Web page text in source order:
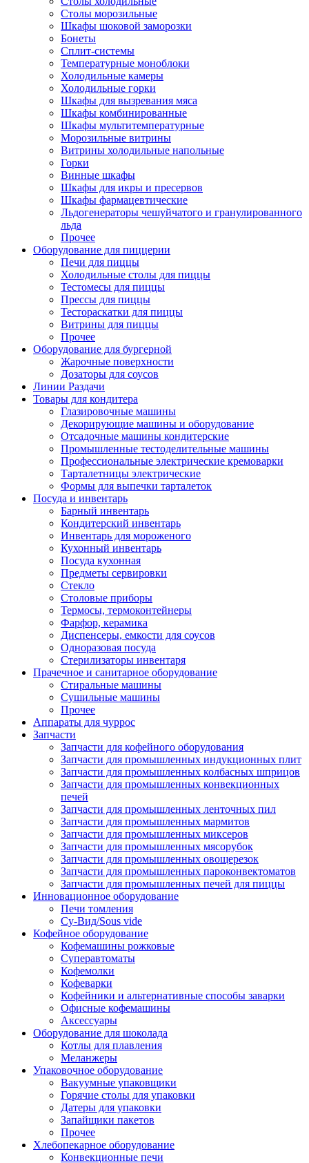
Столы морозильные
Шкафы шоковой заморозки
Бонеты
Сплит-системы
Температурные моноблоки
Холодильные камеры
Холодильные горки
Шкафы для вызревания мяса
Шкафы комбинированные
Шкафы мультитемпературные
Морозильные витрины
Витрины холодильные напольные
Горки
Винные шкафы
Шкафы для икры и пресервов
Шкафы фармацевтические
Льдогенераторы чешуйчатого и гранулированного
льда
Прочее
Оборудование для пиццерии
Печи для пиццы
Холодильные столы для пиццы
Тестомесы для пиццы
Прессы для пиццы
Тестораскатки для пиццы
Витрины для пиццы
Прочее
Оборудование для бургерной
Жарочные поверхности
Дозаторы для соусов
Линии Раздачи
Товары для кондитера
Глазировочные машины
Декорирующие машины и оборудование
Отсадочные машины кондитерские
Промышленные тестоделительные машины
Профессиональные электрические кремоварки
Тарталетницы электрические
Формы для выпечки тарталеток
Посуда и инвентарь
Барный инвентарь
Кондитерский инвентарь
Инвентарь для мороженого
Кухонный инвентарь
Посуда кухонная
Предметы сервировки
Стекло
Столовые приборы
Термосы, термоконтейнеры
Фарфор, керамика
Диспенсеры, емкости для соусов
Одноразовая посуда
Стерилизаторы инвентаря
Прачечное и санитарное оборудование
Стиральные машины
Сушильные машины
Прочее
Аппараты для чуррос
Запчасти
Запчасти для кофейного оборудования
Запчасти для промышленных индукционных плит
Запчасти для промышленных колбасных шприцов
Запчасти для промышленных конвекционных
печей
Запчасти для промышленных ленточных пил
Запчасти для промышленных мармитов
Запчасти для промышленных миксеров
Запчасти для промышленных мясорубок
Запчасти для промышленных овощерезок
Запчасти для промышленных пароконвектоматов
Запчасти для промышленных печей для пиццы
Инновационное оборудование
Печи томления
Су-Вид/Sous vide
Кофейное оборудование
Кофемашины рожковые
Суперавтоматы
Кофемолки
Кофеварки
Кофейники и альтернативные способы заварки
Офисные кофемашины
Аксессуары
Оборудование для шоколада
Котлы для плавления
Меланжеры
Упаковочное оборудование
Вакуумные упаковщики
Горячие столы для упаковки
Датеры для упаковки
Запайщики пакетов
Прочее
Хлебопекарное оборудование
Конвекционные печи